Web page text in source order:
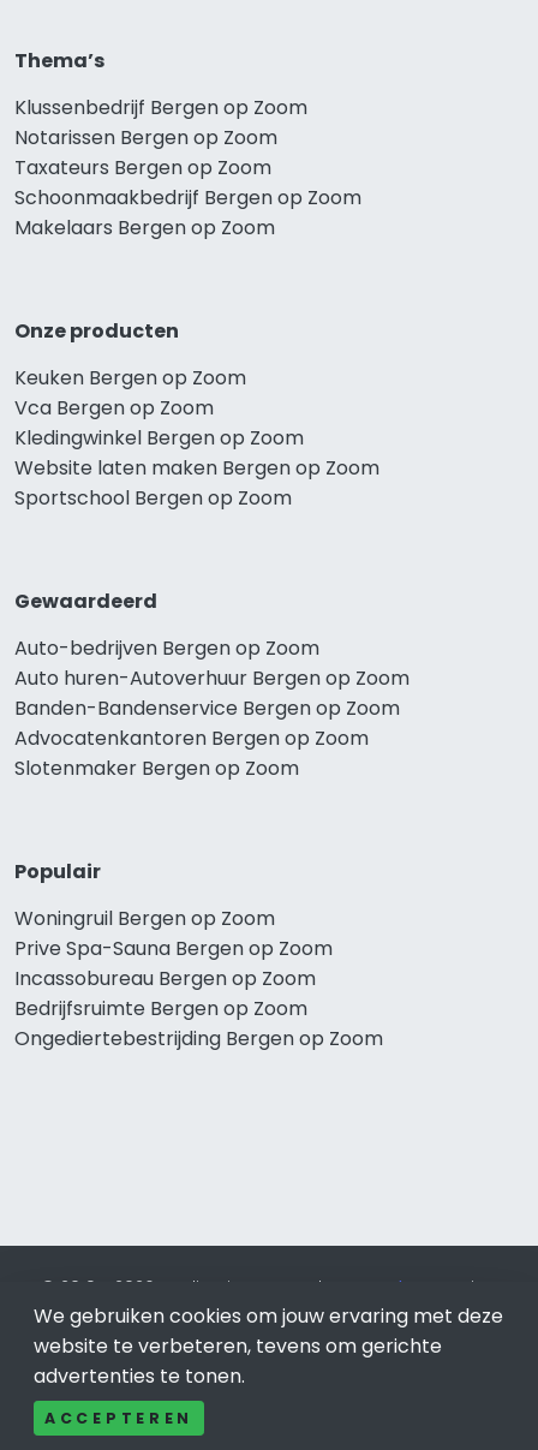
Thema’s
Klussenbedrijf Bergen op Zoom
Notarissen Bergen op Zoom
Taxateurs Bergen op Zoom
Schoonmaakbedrijf Bergen op Zoom
Makelaars Bergen op Zoom
Onze producten
Keuken Bergen op Zoom
Vca Bergen op Zoom
Kledingwinkel Bergen op Zoom
Website laten maken Bergen op Zoom
Sportschool Bergen op Zoom
Gewaardeerd
Auto-bedrijven Bergen op Zoom
Auto huren-Autoverhuur Bergen op Zoom
Banden-Bandenservice Bergen op Zoom
Advocatenkantoren Bergen op Zoom
Slotenmaker Bergen op Zoom
Populair
Woningruil Bergen op Zoom
Prive Spa-Sauna Bergen op Zoom
Incassobureau Bergen op Zoom
Bedrijfsruimte Bergen op Zoom
Ongediertebestrijding Bergen op Zoom
© 2019 - 2026 Realisatie en SEO door SEO-bureau
Lion
Internet. Betaal alleen voor bewezen resultaten?SEO
optimalisatie No Cure No Pay.Bergen op Zoomis onderdeel
van Lion Internet.
We gebruiken cookies om jouw ervaring met deze
website te verbeteren, tevens om gerichte
advertenties te tonen.
ACCEPTEREN